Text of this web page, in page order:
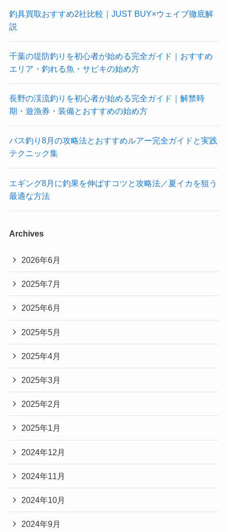
釣具買取おすすめ2社比較｜JUST BUY×ウェイブ徹底解
説
千葉の堤防釣りを初心者が始める完全ガイド｜おすすめ
エリア・釣れる魚・サビキの始め方
長野の渓流釣りを初心者が始める完全ガイド｜解禁時
期・遊漁券・装備とおすすめの始め方
バス釣り8月の攻略法とおすすめルアー完全ガイドと実践
テクニック集
エギング8月に釣果を伸ばすコツと攻略法／夏イカを狙う
最適な方法
Archives
2026年6月
2025年7月
2025年6月
2025年5月
2025年4月
2025年3月
2025年2月
2025年1月
2024年12月
2024年11月
2024年10月
2024年9月